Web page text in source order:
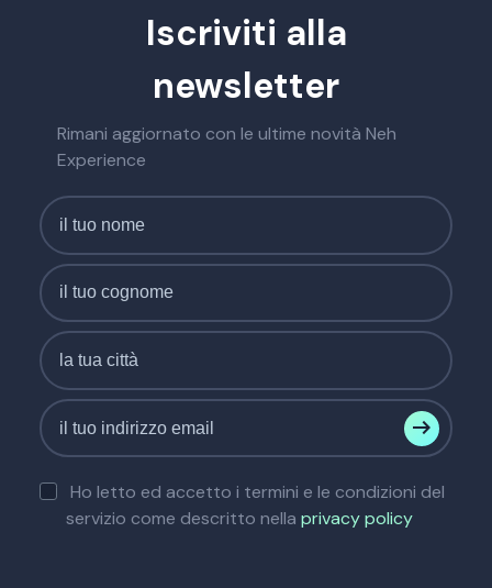
Iscriviti alla
newsletter
Rimani aggiornato con le ultime novità Neh
Experience
Ho letto ed accetto i termini e le condizioni del
servizio come descritto nella privacy policy